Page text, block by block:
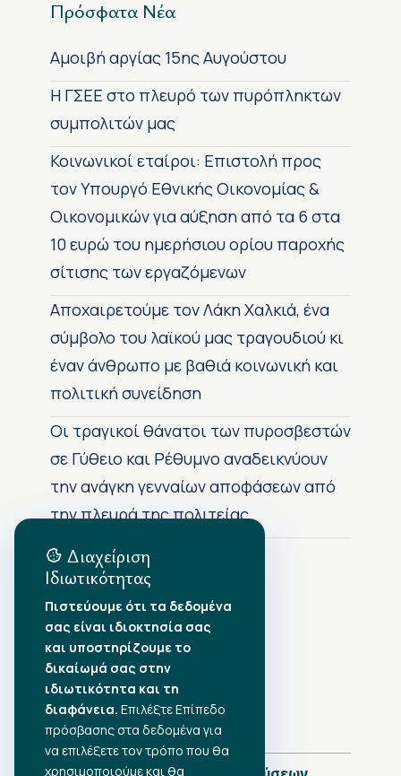
Πρόσφατα Νέα
Αμοιβή αργίας 15ης Αυγούστου
H ΓΣΕΕ στο πλευρό των πυρόπληκτων
συμπολιτών μας
Κοινωνικοί εταίροι: Επιστολή προς
τον Υπουργό Εθνικής Οικονομίας &
Οικονομικών για αύξηση από τα 6 στα
10 ευρώ του ημερήσιου ορίου παροχής
σίτισης των εργαζόμενων
Αποχαιρετούμε τον Λάκη Χαλκιά, ένα
σύμβολο του λαϊκού μας τραγουδιού κι
έναν άνθρωπο με βαθιά κοινωνική και
πολιτική συνείδηση
Οι τραγικοί θάνατοι των πυροσβεστών
σε Γύθειο και Ρέθυμνο αναδεικνύουν
την ανάγκη γενναίων αποφάσεων από
την πλευρά της πολιτείας
Αρχείο Δημοσιεύσεων
•Αύγουστος 2026
•Ιούλιος 2026
•Ιούνιος 2026
•Μάιος 2026
•Απρίλιος 2026
•Μάρτιος 2026
Διαχείριση
Ιδιωτικότητας
Πιστεύουμε ότι τα δεδομένα
σας είναι ιδιοκτησία σας
και υποστηρίζουμε το
δικαίωμά σας στην
ιδιωτικότητα και τη
διαφάνεια. Επιλέξτε Επίπεδο
πρόσβασης στα δεδομένα για
να επιλέξετε τον τρόπο που θα
χρησιμοποιούμε και θα